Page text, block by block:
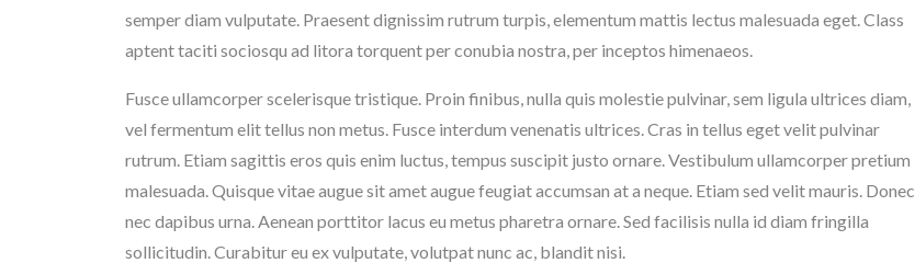
semper diam vulputate. Praesent dignissim rutrum turpis, elementum mattis lectus malesuada eget. Class
aptent taciti sociosqu ad litora torquent per conubia nostra, per inceptos himenaeos.
Fusce ullamcorper scelerisque tristique. Proin finibus, nulla quis molestie pulvinar, sem ligula ultrices diam,
vel fermentum elit tellus non metus. Fusce interdum venenatis ultrices. Cras in tellus eget velit pulvinar
rutrum. Etiam sagittis eros quis enim luctus, tempus suscipit justo ornare. Vestibulum ullamcorper pretium
malesuada. Quisque vitae augue sit amet augue feugiat accumsan at a neque. Etiam sed velit mauris. Donec
nec dapibus urna. Aenean porttitor lacus eu metus pharetra ornare. Sed facilisis nulla id diam fringilla
sollicitudin. Curabitur eu ex vulputate, volutpat nunc ac, blandit nisi.